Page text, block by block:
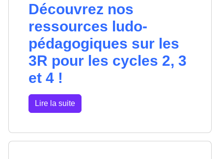
Découvrez nos
ressources ludo-
pédagogiques sur les
3R pour les cycles 2, 3
et 4 !
Lire la suite